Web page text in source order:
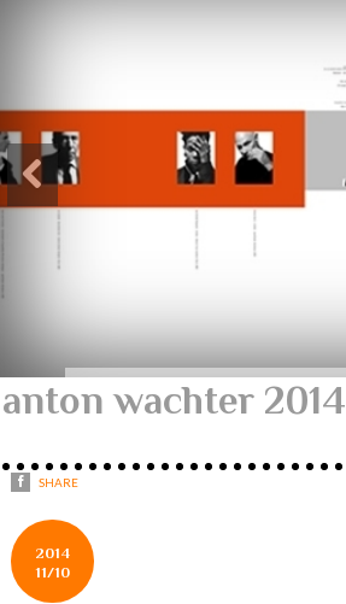
anton wachter 2014
SHARE
2014
11/10